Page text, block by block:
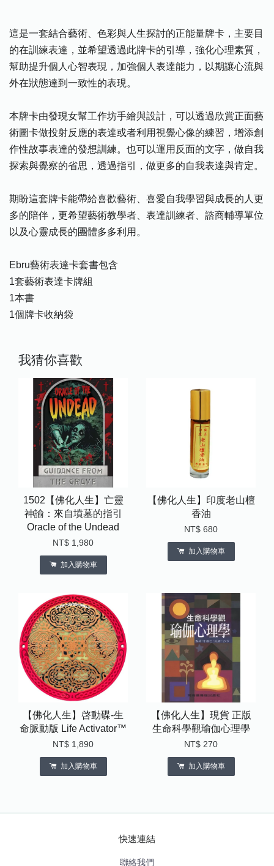
這是一套結合藝術、色彩與人生探討的正能量牌卡，主要目
的在訓練表達，並希望透過此牌卡的引導，強化心理素質，
幫助提升個人心智表現，加強個人表達能力，以期讓心流與
外在狀態達到一致性的表現。
本牌卡由發現女幫工作坊手繪與設計，可以透過欣賞正面藝
術圖卡做投射反應的表達或者利用視覺心像的練習，增添創
作性故事表達的發想訓練。也可以運用反面的文字，做自我
探索與覺察的省思，透過指引，做更多的自我表達與肯定。
期盼這套牌卡能帶給喜歡藝術、喜愛自我學習與成長的人更
多的陪伴，更希望藝術教學者、表達訓練者、諮商輔導單位
以及心靈成長的團體多多利用。
Ebru藝術表達卡套書包含
1套藝術表達卡牌組
1本書
1個牌卡收納袋
我猜你喜歡
1502【佛化人生】亡靈
神諭：來自墳墓的指引
Oracle of the Undead
NT$ 1,980
加入購物車
【佛化人生】印度老山檀
香油
NT$ 680
加入購物車
【佛化人生】啓動碟-生
命脈動版 Life Activator™
NT$ 1,890
加入購物車
【佛化人生】現貨 正版
生命科學觀瑜伽心理學
NT$ 270
加入購物車
快速連結
聯絡我們